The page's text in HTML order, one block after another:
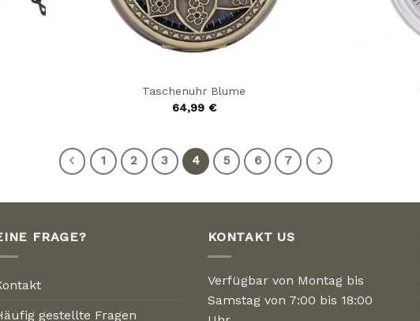
Taschenuhr Blume
64,99 €
1 2 3 4 5 6 7
FRAGE?
gestellte Fragen
KONTAKT US
Verfügbar von Montag bis
Samstag von 7:00 bis 18:00